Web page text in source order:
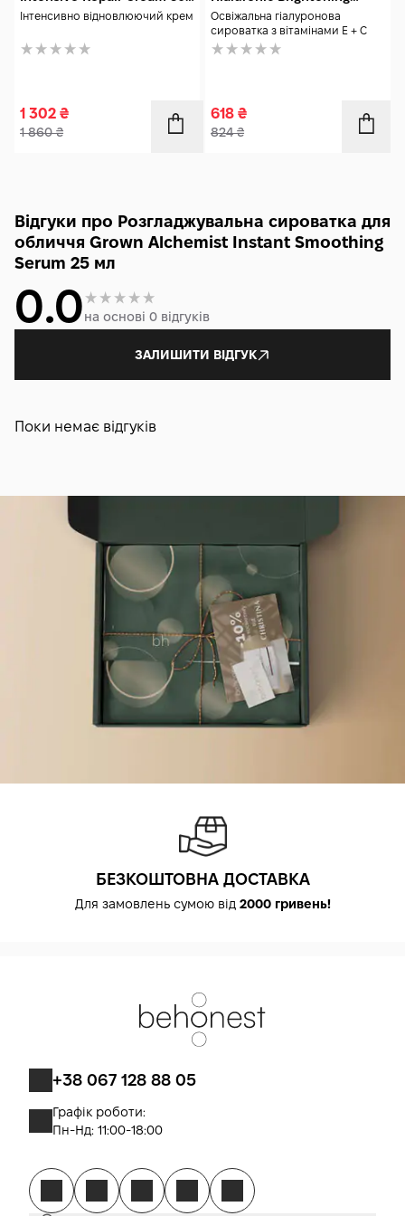
мл
Інтенсивно відновлюючий крем
1 302 ₴
1 860₴
Serum 30 мл
Освіжальна гіалуронова
сироватка з вітамінами Е + С
618 ₴
824₴
Відгуки про Розгладжувальна сироватка для
обличчя Grown Alchemist Instant Smoothing
Serum 25 мл
0.0на основі 0 відгуків
ЗАЛИШИТИ ВІДГУК
Поки немає відгуків
БЕЗКОШТОВНА ДОСТАВКА
Для замовлень сумою від 2000 гривень!
+38 067 128 88 05
Графік роботи:
Пн-Нд: 11:00-18:00